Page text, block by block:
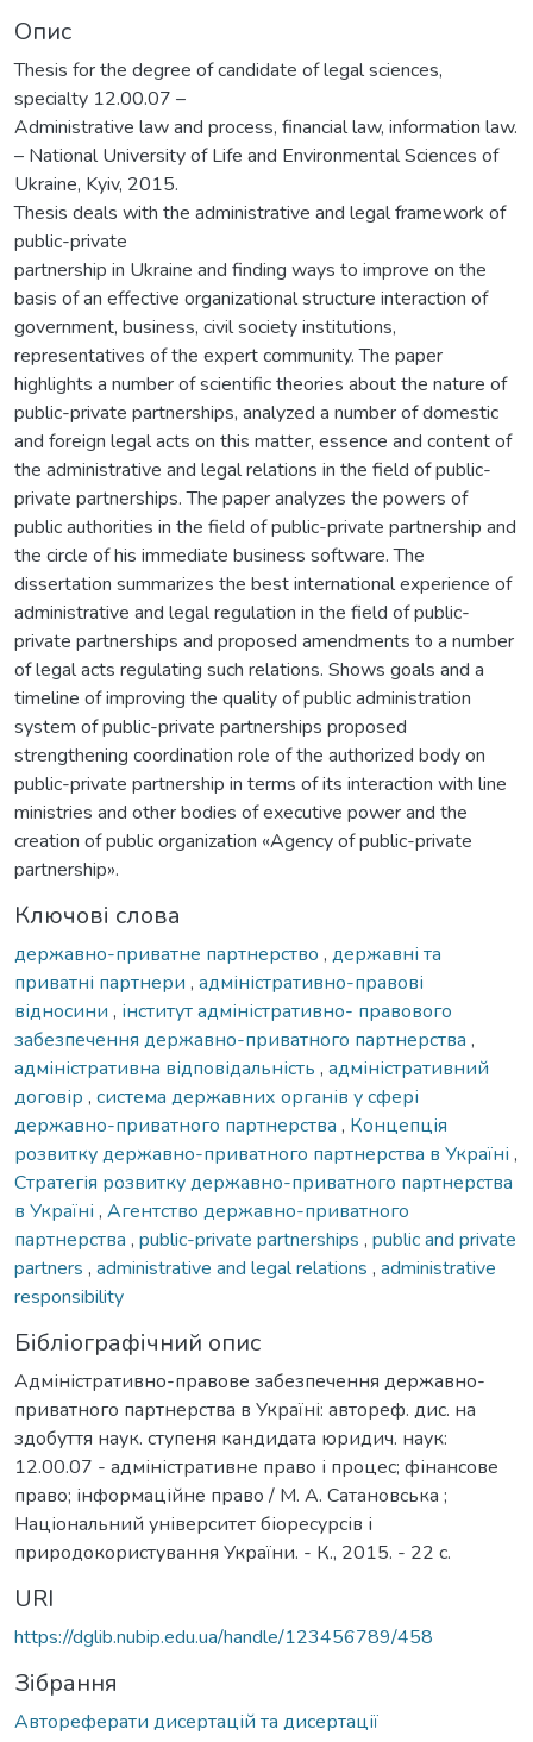
Опис
Thesis for the degree of candidate of legal sciences,
specialty 12.00.07 –
Administrative law and process, financial law, information law.
– National University of Life and Environmental Sciences of
Ukraine, Kyiv, 2015.
Thesis deals with the administrative and legal framework of
public-private
partnership in Ukraine and finding ways to improve on the
basis of an effective organizational structure interaction of
government, business, civil society institutions,
representatives of the expert community. The paper
highlights a number of scientific theories about the nature of
public-private partnerships, analyzed a number of domestic
and foreign legal acts on this matter, essence and content of
the administrative and legal relations in the field of public-
private partnerships. The paper analyzes the powers of
public authorities in the field of public-private partnership and
the circle of his immediate business software. The
dissertation summarizes the best international experience of
administrative and legal regulation in the field of public-
private partnerships and proposed amendments to a number
of legal acts regulating such relations. Shows goals and a
timeline of improving the quality of public administration
system of public-private partnerships proposed
strengthening coordination role of the authorized body on
public-private partnership in terms of its interaction with line
ministries and other bodies of executive power and the
creation of public organization «Agency of public-private
partnership».
Ключові слова
державно-приватне партнерство , державні та
приватні партнери , адміністративно-правові
відносини , інститут адміністративно- правового
забезпечення державно-приватного партнерства ,
адміністративна відповідальність , адміністративний
договір , система державних органів у сфері
державно-приватного партнерства , Концепція
розвитку державно-приватного партнерства в Україні ,
Стратегія розвитку державно-приватного партнерства
в Україні , Агентство державно-приватного
партнерства , public-private partnerships , public and private
partners , administrative and legal relations , administrative
responsibility
Бібліографічний опис
Адміністративно-правове забезпечення державно-
приватного партнерства в Україні: автореф. дис. на
здобуття наук. ступеня кандидата юридич. наук:
12.00.07 - адміністративне право і процес; фінансове
право; інформаційне право / М. А. Сатановська ;
Національний університет біоресурсів і
природокористування України. - К., 2015. - 22 с.
URI
https://dglib.nubip.edu.ua/handle/123456789/458
Зібрання
Автореферати дисертацій та дисертації